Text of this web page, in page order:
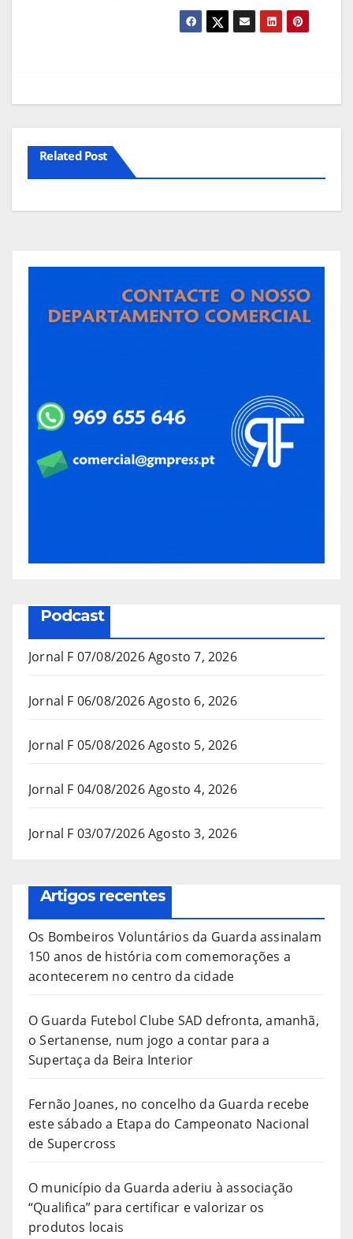
Related Post
Podcast
Jornal F 07/08/2026Agosto 7, 2026
Jornal F 06/08/2026Agosto 6, 2026
Jornal F 05/08/2026Agosto 5, 2026
Jornal F 04/08/2026Agosto 4, 2026
Jornal F 03/07/2026Agosto 3, 2026
Artigos recentes
Os Bombeiros Voluntários da Guarda assinalam
150 anos de história com comemorações a
acontecerem no centro da cidade
O Guarda Futebol Clube SAD defronta, amanhã,
o Sertanense, num jogo a contar para a
Supertaça da Beira Interior
Fernão Joanes, no concelho da Guarda recebe
este sábado a Etapa do Campeonato Nacional
de Supercross
O município da Guarda aderiu à associação
“Qualifica” para certificar e valorizar os
produtos locais